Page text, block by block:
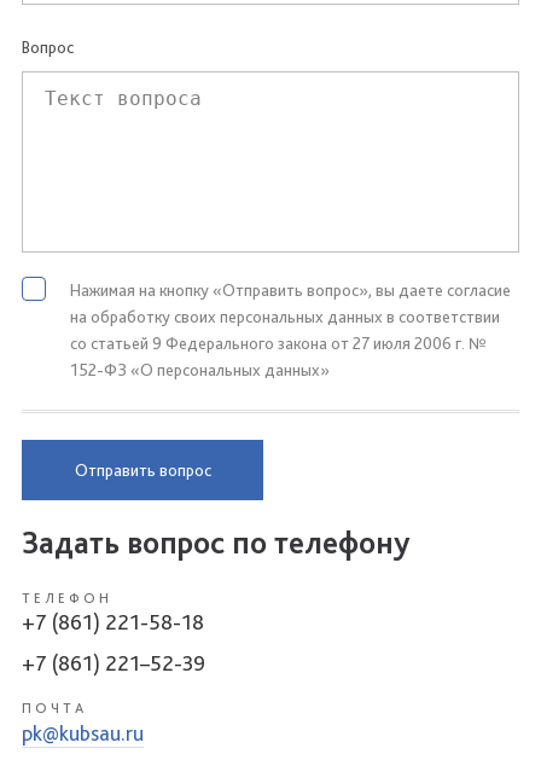
Вопрос
Нажимая на кнопку «Отправить вопрос», вы даете согласие
на обработку своих персональных данных в соответствии
со статьей 9 Федерального закона от 27 июля 2006 г. №
152-ФЗ «О персональных данных»
Отправить вопрос
Задать вопрос по телефону
ТЕЛЕФОН
+7 (861) 221-58-18
+7 (861) 221–52-39
ПОЧТА
pk@kubsau.ru